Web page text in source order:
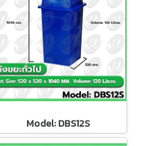
Model: DBS12S